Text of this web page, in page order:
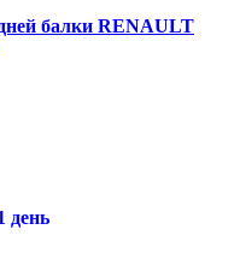
балки RENAULT
день